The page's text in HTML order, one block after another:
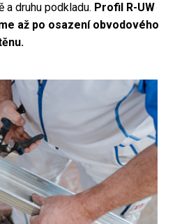
a druhu podkladu. Profil R-UW
až po osazení obvodového